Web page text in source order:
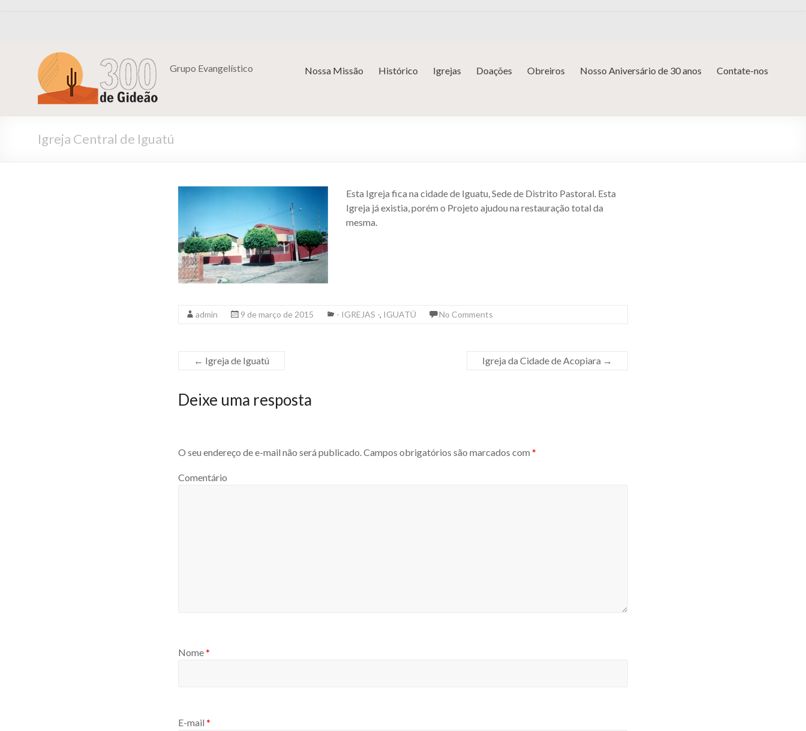
Grupo Evangelístico Nossa Missão Histórico Igrejas Doações Obreiros Nosso Aniversário de 30 anos Contate-nos
Igreja Central de Iguatú
Esta Igreja fica na cidade de Iguatu, Sede de Distrito Pastoral. Esta
Igreja já existia, porém o Projeto ajudou na restauração total da
mesma.
admin 9 de março de 2015 - IGREJAS -, IGUATÚ No Comments
← Igreja de Iguatú Igreja da Cidade de Acopiara →
Deixe uma resposta
O seu endereço de e-mail não será publicado.Campos obrigatórios são marcados com *
Comentário
Nome*
E-mail *